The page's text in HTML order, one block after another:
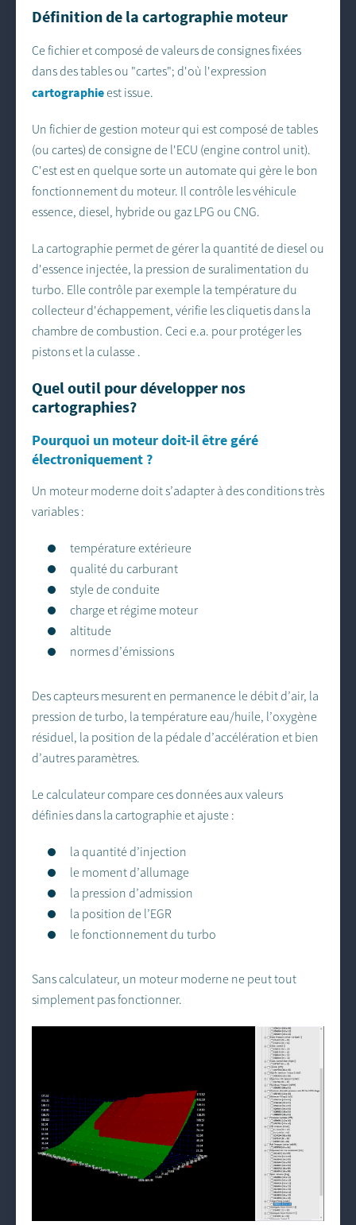
Définition de la cartographie moteur
Ce fichier et composé de valeurs de consignes fixées
dans des tables ou "cartes"; d'où l'expression
cartographieest issue.
Un fichier de gestion moteur qui est composé de tables
(ou cartes) de consigne de l'ECU (engine control unit).
C'est est en quelque sorte un automate qui gère le bon
fonctionnement du moteur. Il contrôle les véhicule
essence, diesel, hybride ou gaz LPG ou CNG.
La cartographie permet de gérer la quantité de diesel ou
d'essence injectée, la pression de suralimentation du
turbo. Elle contrôle par exemple la température du
collecteur d'échappement, vérifie les cliquetis dans la
chambre de combustion. Ceci e.a. pour protéger les
pistons et la culasse .
Quel outil pour développer nos
cartographies?
Pourquoi un moteur doit-il être géré
électroniquement ?
Un moteur moderne doit s’adapter à des conditions très
variables :
température extérieure
qualité du carburant
style de conduite
charge et régime moteur
altitude
normes d’émissions
Des capteurs mesurent en permanence le débit d’air, la
pression de turbo, la température eau/huile, l’oxygène
résiduel, la position de la pédale d’accélération et bien
d’autres paramètres.
Le calculateur compare ces données aux valeurs
définies dans la cartographie et ajuste :
la quantité d’injection
le moment d’allumage
la pression d’admission
la position de l’EGR
le fonctionnement du turbo
Sans calculateur, un moteur moderne ne peut tout
simplement pas fonctionner.